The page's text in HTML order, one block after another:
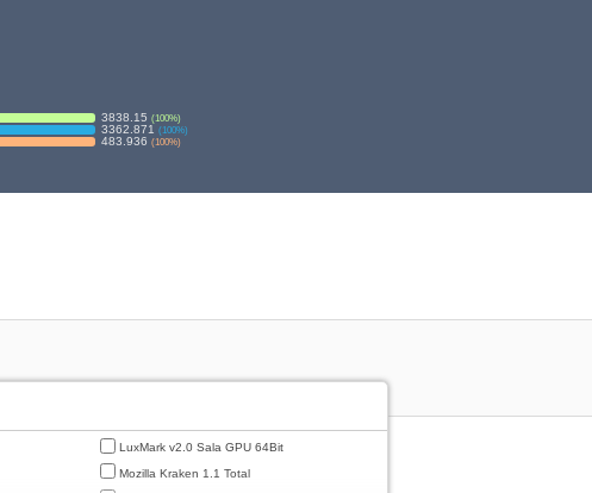
3838.15 (100%)
3362.871 (100%)
483.936 (100%)
LuxMark v2.0 Sala GPU 64Bit
Mozilla Kraken 1.1 Total